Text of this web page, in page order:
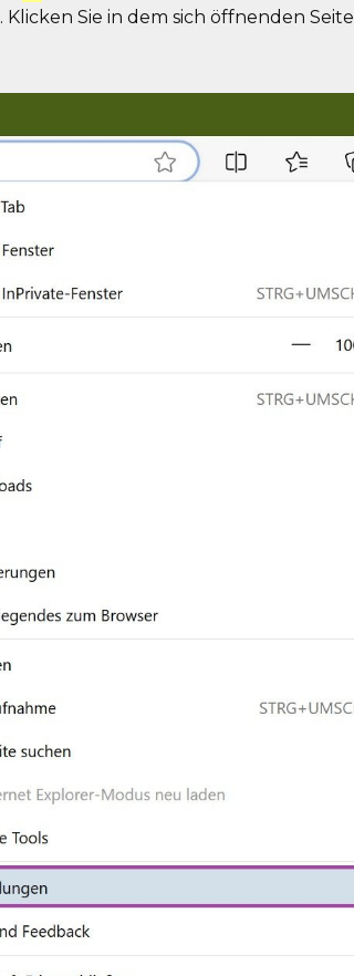
. Klicken Sie in dem sich öffnenden